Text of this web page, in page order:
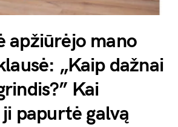
apžiūrėjo mano
„Kaip dažnai
Kai
papurtė galvą